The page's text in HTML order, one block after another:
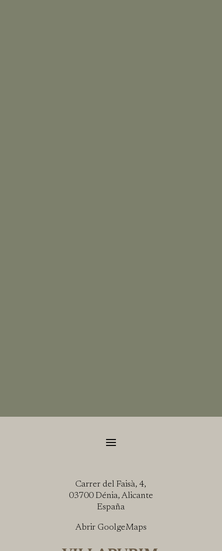
Carrer del Faisà, 4,
03700 Dénia, Alicante
España
Abrir GoolgeMaps